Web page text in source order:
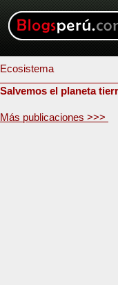
Ecosistema
Salvemos el planeta
Más publicaciones >>>